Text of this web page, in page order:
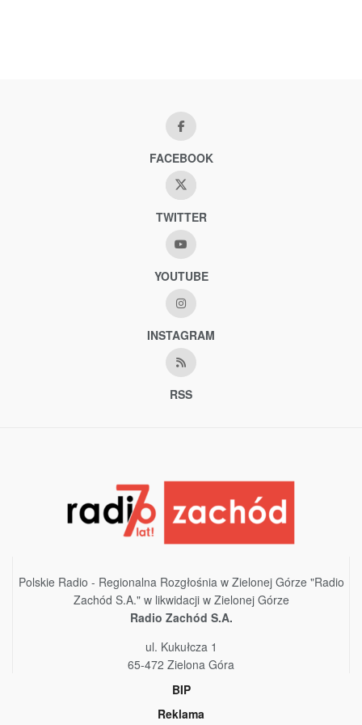
FACEBOOK
TWITTER
YOUTUBE
INSTAGRAM
RSS
Polskie Radio - Regionalna Rozgłośnia w Zielonej Górze "Radio
Zachód S.A." w likwidacji w Zielonej Górze
Radio Zachód S.A.
ul. Kukułcza 1
65-472 Zielona Góra
BIP
Reklama